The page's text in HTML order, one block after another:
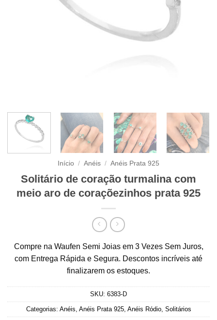
Início / Anéis / Anéis Prata 925
Solitário de coração turmalina com
meio aro de coraçõezinhos prata 925
Compre na Waufen Semi Joias em 3 Vezes Sem Juros,
com Entrega Rápida e Segura. Descontos incríveis até
finalizarem os estoques.
SKU: 6383-D
Categorias: Anéis, Anéis Prata 925, Anéis Ródio, Solitários